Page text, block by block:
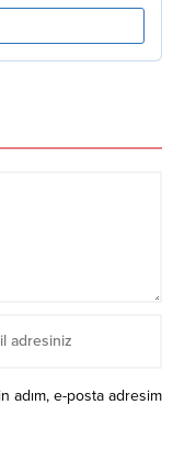
adım, e-posta adresim